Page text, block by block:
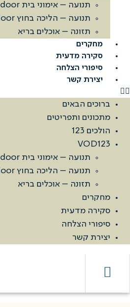
תנועה – אימוני בית Indoor
תנועה – הליכה בחוץ Outdoor
תזונה – אוכלים בריא
מחקרים
סקירה מדעית
סיפורי הצלחה
יצירת קשר
ברוכים הבאים
מתכונים ותפריטים
הולכים 123
VOD123
תנועה – אימוני בית Indoor
תנועה – הליכה בחוץ Outdoor
תזונה – אוכלים בריא
מחקרים
סקירה מדעית
סיפורי הצלחה
יצירת קשר